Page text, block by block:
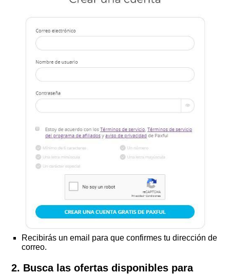
Recibirás un email para que confirmes tu dirección de
correo.
2. Busca las ofertas disponibles para